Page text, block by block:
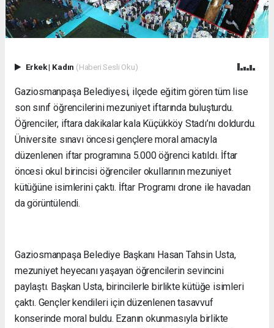
Erkek| Kadın (Haberi Sesli Oku)
Gaziosmanpaşa Belediyesi, ilçede eğitim gören tüm lise
son sınıf öğrencilerini mezuniyet iftarında buluşturdu.
Öğrenciler, iftara dakikalar kala Küçükköy Stadı’nı doldurdu.
Üniversite sınavı öncesi gençlere moral amacıyla
düzenlenen iftar programına 5.000 öğrenci katıldı. İftar
öncesi okul birincisi öğrenciler okullarının mezuniyet
kütüğüne isimlerini çaktı. İftar Programı drone ile havadan
da görüntülendi.
Gaziosmanpaşa Belediye Başkanı Hasan Tahsin Usta,
mezuniyet heyecanı yaşayan öğrencilerin sevincini
paylaştı. Başkan Usta, birincilerle birlikte kütüğe isimleri
çaktı. Gençler kendileri için düzenlenen tasavvuf
konserinde moral buldu. Ezanın okunmasıyla birlikte